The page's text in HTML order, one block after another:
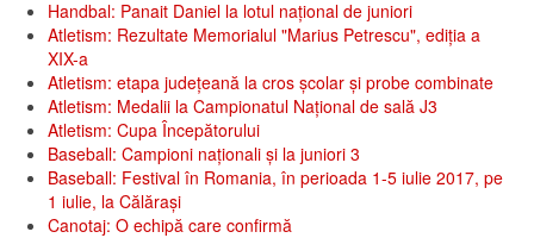
Handbal: Panait Daniel la lotul național de juniori
Atletism: Rezultate Memorialul "Marius Petrescu", ediția a
XIX-a
Atletism: etapa județeană la cros școlar și probe combinate
Atletism: Medalii la Campionatul Național de sală J3
Atletism: Cupa Începătorului
Baseball: Campioni naționali și la juniori 3
Baseball: Festival în Romania, în perioada 1-5 iulie 2017, pe
1 iulie, la Călăraşi
Canotaj: O echipă care confirmă